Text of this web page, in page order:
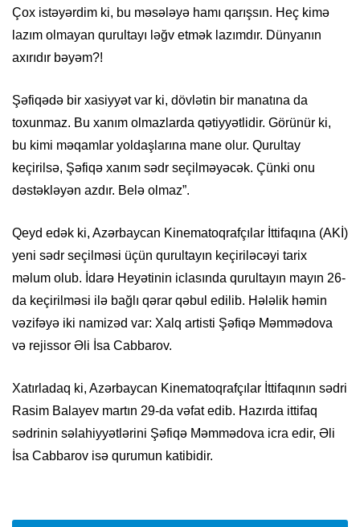
Çox istəyərdim ki, bu məsələyə hamı qarışsın. Heç kimə
lazım olmayan qurultayı ləğv etmək lazımdır. Dünyanın
axırıdır bəyəm?!
Şəfiqədə bir xasiyyət var ki, dövlətin bir manatına da
toxunmaz. Bu xanım olmazlarda qətiyyətlidir. Görünür ki,
bu kimi məqamlar yoldaşlarına mane olur. Qurultay
keçirilsə, Şəfiqə xanım sədr seçilməyəcək. Çünki onu
dəstəkləyən azdır. Belə olmaz”.
Qeyd edək ki, Azərbaycan Kinematoqrafçılar İttifaqına (AKİ)
yeni sədr seçilməsi üçün qurultayın keçiriləcəyi tarix
məlum olub. İdarə Heyətinin iclasında qurultayın mayın 26-
da keçirilməsi ilə bağlı qərar qəbul edilib. Hələlik həmin
vəzifəyə iki namizəd var: Xalq artisti Şəfiqə Məmmədova
və rejissor Əli İsa Cabbarov.
Xatırladaq ki, Azərbaycan Kinematoqrafçılar İttifaqının sədri
Rasim Balayev martın 29-da vəfat edib. Hazırda ittifaq
sədrinin səlahiyyətlərini Şəfiqə Məmmədova icra edir, Əli
İsa Cabbarov isə qurumun katibidir.